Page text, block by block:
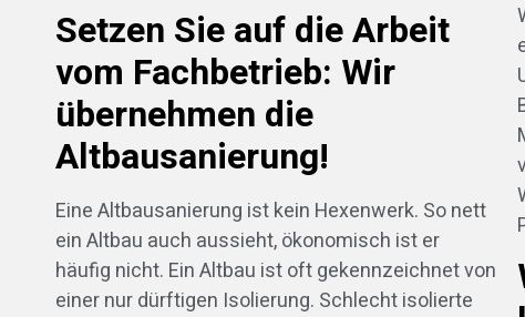
Setzen Sie auf die Arbeit
vom Fachbetrieb: Wir
übernehmen die
Altbausanierung!
Eine Altbausanierung ist kein Hexenwerk. So nett
ein Altbau auch aussieht, ökonomisch ist er
häufig nicht. Ein Altbau ist oft gekennzeichnet von
einer nur dürftigen Isolierung. Schlecht isolierte